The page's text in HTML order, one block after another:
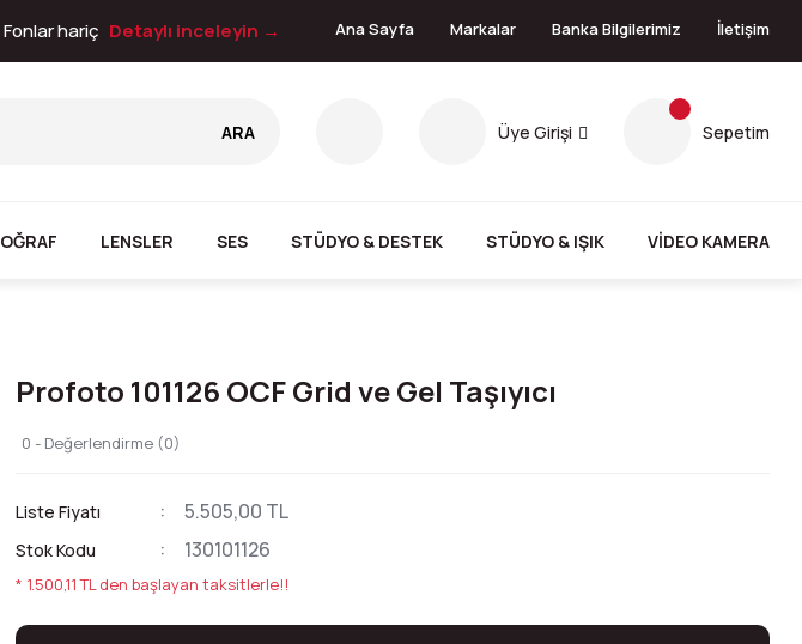
hariç Detaylı inceleyin → Ana Sayfa Markalar Banka Bilgilerimiz İletişim
ARA Üye Girişi Sepetim
LENSLER SES STÜDYO & DESTEK STÜDYO & IŞIK VİDEO KAMERA
Profoto 101126 OCF Grid ve Gel Taşıyıcı
0 - Değerlendirme (0)
Liste Fiyatı 5.505,00 TL
Stok Kodu 130101126
* 1.500,11 TL den başlayan taksitlerle!!